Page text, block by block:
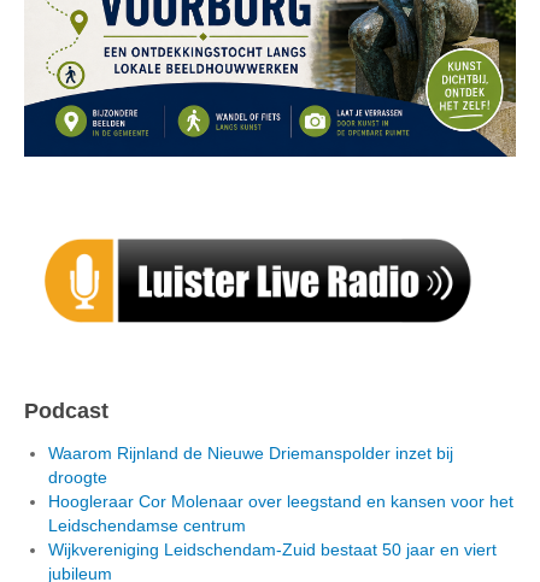
Podcast
Waarom Rijnland de Nieuwe Driemanspolder inzet bij
droogte
Hoogleraar Cor Molenaar over leegstand en kansen voor het
Leidschendamse centrum
Wijkvereniging Leidschendam-Zuid bestaat 50 jaar en viert
jubileum